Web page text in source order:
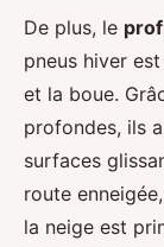
De plus, le
pneus hiver
et la boue.
profondes, ils
surfaces
route
la neige est